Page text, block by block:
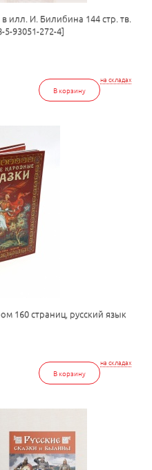
илл. И. Билибина 144 стр. тв.
5-93051-272-4]
на складах
В корзину
160 страниц, русский язык
на складах
В корзину